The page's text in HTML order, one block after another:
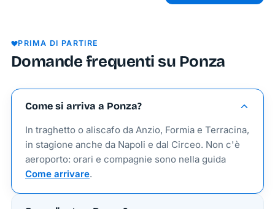
PRIMA DI PARTIRE
Domande frequenti su Ponza
Come si arriva a Ponza?
In traghetto o aliscafo da Anzio, Formia e Terracina,
in stagione anche da Napoli e dal Circeo. Non c'è
aeroporto: orari e compagnie sono nella guida
Come arrivare.